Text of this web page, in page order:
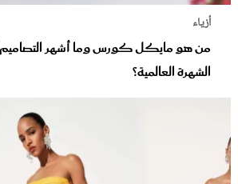
أزياء
من هو مايكل كورس وما أشهر التصاميم
الشهرة العالمية؟